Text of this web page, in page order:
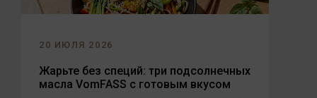
20 ИЮЛЯ 2026
Жарьте без специй: три подсолнечных
масла VomFASS с готовым вкусом